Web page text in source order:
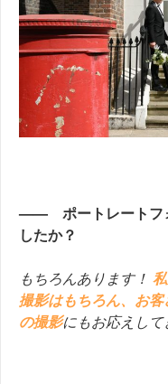
—— ポートレートフ
したか？
もちろんあります！
撮影はもちろん、お
の撮影にもお応えして